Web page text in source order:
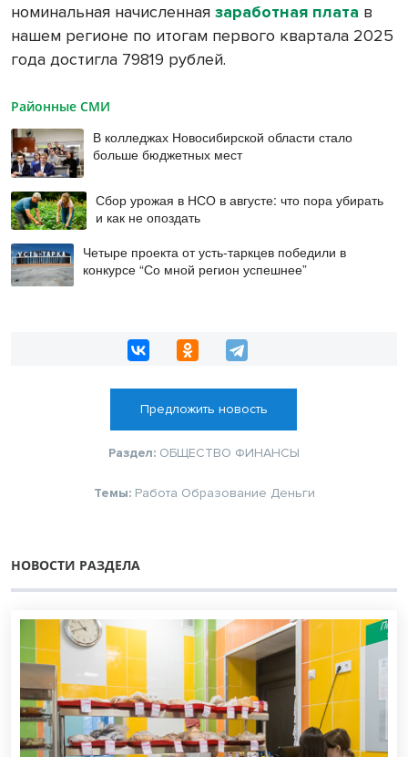
номинальная начисленная заработная плата в
нашем регионе по итогам первого квартала 2025
года достигла 79819 рублей.
Районные СМИ
В колледжах Новосибирской области стало
больше бюджетных мест
Сбор урожая в НСО в августе: что пора убирать
и как не опоздать
Четыре проекта от усть-таркцев победили в
конкурсе “Со мной регион успешнее”
Предложить новость
Раздел: ОБЩЕСТВО ФИНАНСЫ
Темы: Работа Образование Деньги
НОВОСТИ РАЗДЕЛА